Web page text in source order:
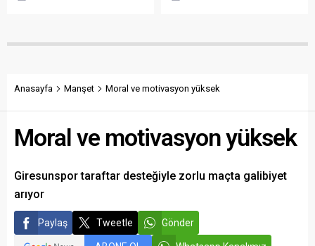
açıklanmamasına tepki
belirterek üreticiyi memnun
savundu.
sökülerek çalındığını açıkladı.
vatandaşlardan ihbar
Anasayfa Manşet Moral ve motivasyon yüksek
Moral ve motivasyon yüksek
Giresunspor taraftar desteğiyle zorlu maçta galibiyet
arıyor
Paylaş Tweetle Gönder